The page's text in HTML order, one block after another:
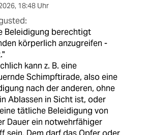
, 18:48 Uhr
Beleidigung berechtigt
körperlich anzugreifen -
kann z. B. eine
Schimpftirade, also eine
nach der anderen, ohne
Ablassen in Sicht ist, oder
tätliche Beleidigung von
Dauer ein notwehrfähiger